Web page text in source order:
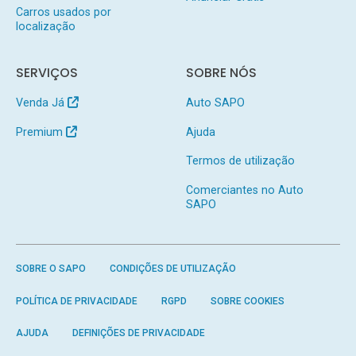
Carros usados por
localização
SERVIÇOS
Venda Já
Premium
SOBRE NÓS
Auto SAPO
Ajuda
Termos de utilização
Comerciantes no Auto
SAPO
SOBRE O SAPO CONDIÇÕES DE UTILIZAÇÃO
POLÍTICA DE PRIVACIDADE RGPD SOBRE COOKIES
AJUDA DEFINIÇÕES DE PRIVACIDADE